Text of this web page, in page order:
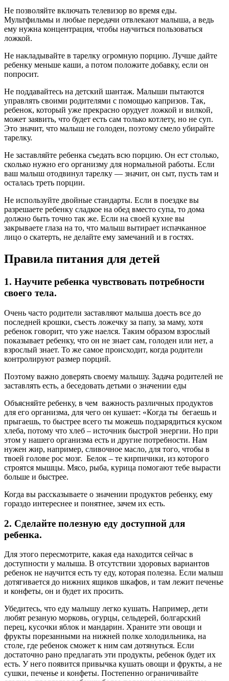
Не позволяйте включать телевизор во время еды.
Мультфильмы и любые передачи отвлекают малыша, а ведь
ему нужна концентрация, чтобы научиться пользоваться
ложкой.
Не накладывайте в тарелку огромную порцию. Лучше дайте
ребенку меньше каши, а потом положите добавку, если он
попросит.
Не поддавайтесь на детский шантаж. Малыши пытаются
управлять своими родителями с помощью капризов. Так,
ребенок, который уже прекрасно орудует ложкой и вилкой,
может заявить, что будет есть сам только котлету, но не суп.
Это значит, что малыш не голоден, поэтому смело убирайте
тарелку.
Не заставляйте ребенка съедать всю порцию. Он ест столько,
сколько нужно его организму для нормальной работы. Если
ваш малыш отодвинул тарелку — значит, он сыт, пусть там и
осталась треть порции.
Не используйте двойные стандарты. Если в поездке вы
разрешаете ребенку сладкое на обед вместо супа, то дома
должно быть точно так же. Если на своей кухне вы
закрываете глаза на то, что малыш вытирает испачканное
лицо о скатерть, не делайте ему замечаний и в гостях.
Правила питания для детей
1. Научите ребенка чувствовать потребности
своего тела.
Очень часто родители заставляют малыша доесть все до
последней крошки, съесть ложечку за папу, за маму, хотя
ребенок говорит, что уже наелся. Таким образом взрослый
показывает ребенку, что он не знает сам, голоден или нет, а
взрослый знает. То же самое происходит, когда родители
контролируют размер порций.
Поэтому важно доверять своему малышу. Задача родителей не
заставлять есть, а беседовать детьми о значении еды
Объясняйте ребенку, в чем важность различных продуктов
для его организма, для чего он кушает: «Когда ты бегаешь и
прыгаешь, то быстрее всего ты можешь подзарядиться куском
хлеба, потому что хлеб – источник быстрой энергии. Но при
этом у нашего организма есть и другие потребности. Нам
нужен жир, например, сливочное масло, для того, чтобы в
твоей голове рос мозг. Белок – те кирпичики, из которого
строятся мышцы. Мясо, рыба, курица помогают тебе вырасти
больше и быстрее.
Когда вы рассказываете о значении продуктов ребенку, ему
гораздо интереснее и понятнее, зачем их есть.
2. Сделайте полезную еду доступной для
ребенка.
Для этого пересмотрите, какая еда находится сейчас в
доступности у малыша. В отсутствии здоровых вариантов
ребенок не научится есть ту еду, которая полезна. Если малыш
дотягивается до нижних ящиков шкафов, и там лежит печенье
и конфеты, он и будет их просить.
Убедитесь, что еду малышу легко кушать. Например, дети
любят резаную морковь, огурцы, сельдерей, болгарский
перец, кусочки яблок и мандарин. Храните эти овощи и
фрукты порезанными на нижней полке холодильника, на
столе, где ребенок сможет к ним сам дотянуться. Если
достаточно рано предлагать эти продукты, ребенок будет их
есть. У него появится привычка кушать овощи и фрукты, а не
сушки, печенье и конфеты. Постепенно ограничивайте